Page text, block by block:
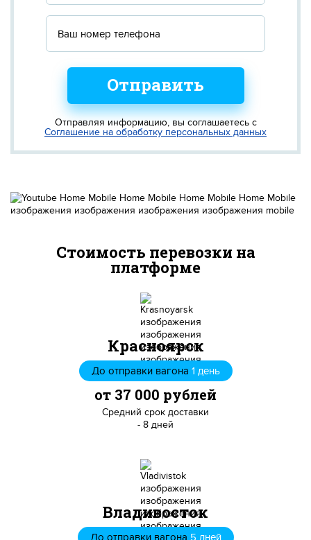
Отправить
Отправляя информацию, вы соглашаетесь с
Соглашение на обработку персональных данных
Стоимость перевозки на
платформе
Красноярск
До отправки вагона 1 день
от 37 000 рублей
Средний срок доставки
- 8 дней
Владивосток
До отправки вагона 5 дней